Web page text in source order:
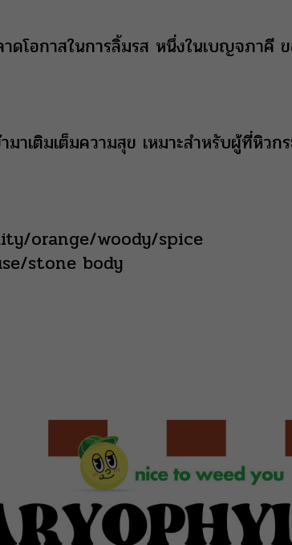
ดโอกาสในการลิ้มรส หนึ่งในเบญจภา
าเติมเต็มความสุข เหมาะสำหรับผู้ที่หิว
orange/woody/spice
stone body